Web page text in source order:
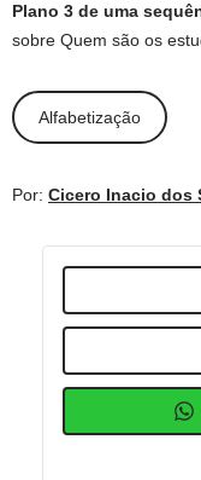
Plano 3 de uma
sobre Quem são os
Alfabetização
Por: Cicero Inacio dos